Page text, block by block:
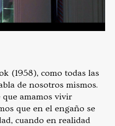
(1958), como todas las
de nosotros mismos.
que amamos vivir
que en el engaño se
cuando en realidad